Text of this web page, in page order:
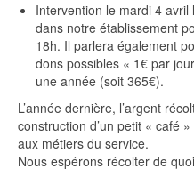
Intervention le mardi 4
dans notre établissement
18h. Il parlera également
dons possibles « 1€ par
une année (soit 365€).
L’année dernière, l’argent
construction d’un petit « café
aux métiers du service.
Nous espérons récolter de